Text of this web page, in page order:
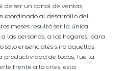
de ser un canal de ventas,
al desarrollo del
meses resultó ser la única
las personas, a los hogares, para
sólo ensenciales sino aquellas
productividad de todos, fue la
frente a la crisis; esta